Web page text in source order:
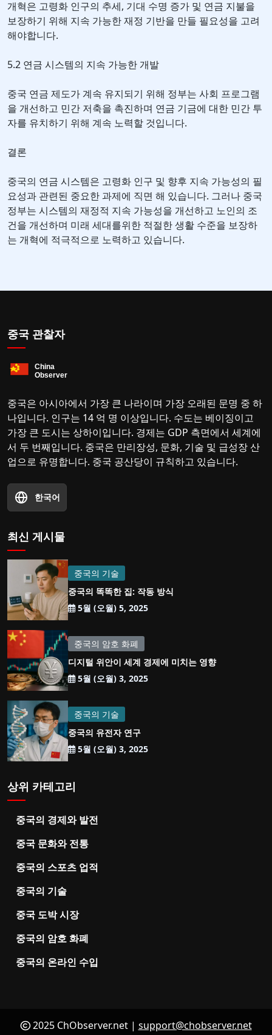
개혁은 고령화 인구의 추세, 기대 수명 증가 및 연금 지불을
보장하기 위해 지속 가능한 재정 기반을 만들 필요성을 고려
해야합니다.
5.2 연금 시스템의 지속 가능한 개발
중국 연금 제도가 계속 유지되기 위해 정부는 사회 프로그램
을 개선하고 민간 저축을 촉진하며 연금 기금에 대한 민간 투
자를 유치하기 위해 계속 노력할 것입니다.
결론
중국의 연금 시스템은 고령화 인구 및 향후 지속 가능성의 필
요성과 관련된 중요한 과제에 직면 해 있습니다. 그러나 중국
정부는 시스템의 재정적 지속 가능성을 개선하고 노인의 조
건을 개선하며 미래 세대를위한 적절한 생활 수준을 보장하
는 개혁에 적극적으로 노력하고 있습니다.
중국 관찰자
중국은 아시아에서 가장 큰 나라이며 가장 오래된 문명 중 하
나입니다. 인구는 14 억 명 이상입니다. 수도는 베이징이고
가장 큰 도시는 상하이입니다. 경제는 GDP 측면에서 세계에
서 두 번째입니다. 중국은 만리장성, 문화, 기술 및 급성장 산
업으로 유명합니다. 중국 공산당이 규칙하고 있습니다.
한국어
최신 게시물
중국의 기술
중국의 똑똑한 집: 작동 방식
5월 (오월) 5, 2025
중국의 암호 화폐
디지털 위안이 세계 경제에 미치는 영향
5월 (오월) 3, 2025
중국의 기술
중국의 유전자 연구
5월 (오월) 3, 2025
상위 카테고리
중국의 경제와 발전
중국 문화와 전통
중국의 스포츠 업적
중국의 기술
중국 도박 시장
중국의 암호 화폐
중국의 온라인 수입
2025 ChObserver.net | support@chobserver.net